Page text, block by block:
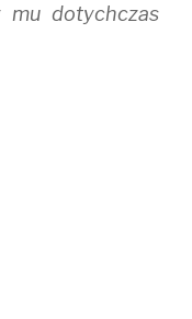
mu dotychczas